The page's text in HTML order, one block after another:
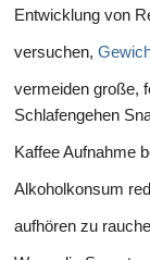
Entwicklung von
versuchen,
vermeiden große,
Schlafengehen
Kaffee Aufnahme
Alkoholkonsum
aufhören zu